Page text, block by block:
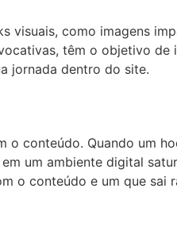
como imagens
têm o objetivo de
jornada dentro do site.
o conteúdo. Quando um
um ambiente digital
o conteúdo e um que sai